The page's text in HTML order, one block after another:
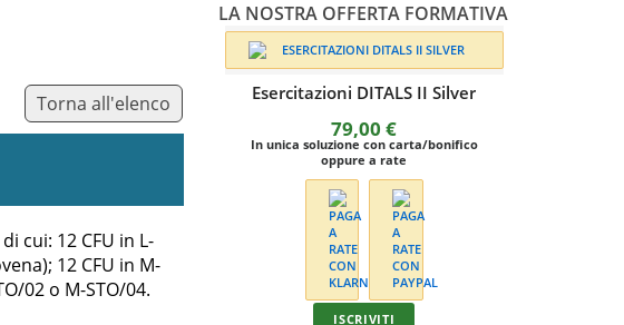
Torna all'elenco
di cui: 12 CFU in L-
12 CFU in M-
02 o M-STO/04.
LA NOSTRA OFFERTA FORMATIVA
Esercitazioni DITALS II Silver
79,00€
In unica soluzione con carta/bonifico
oppure a rate
ISCRIVITI